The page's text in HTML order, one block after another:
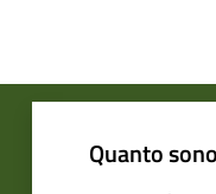
Quanto